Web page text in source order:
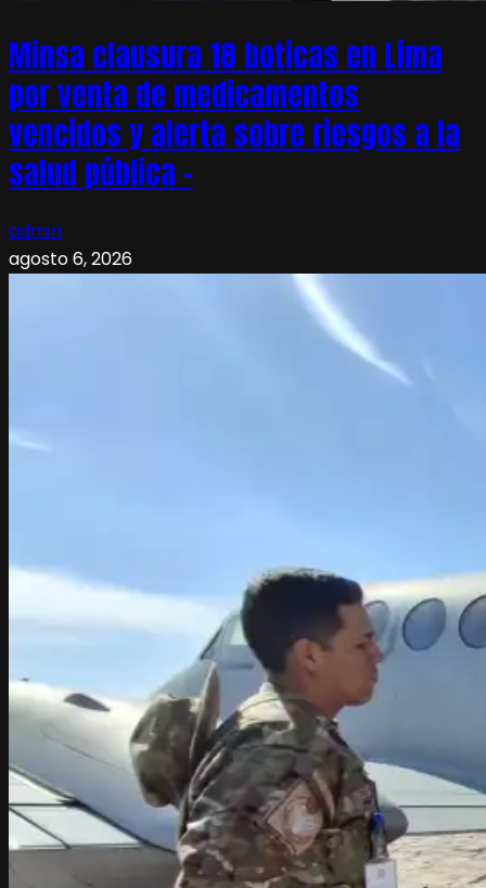
Minsa clausura 18 boticas en Lima
por venta de medicamentos
vencidos y alerta sobre riesgos a la
salud pública –
admin
agosto 6, 2026